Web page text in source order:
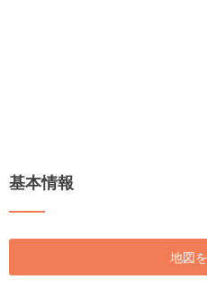
基本情報
地図